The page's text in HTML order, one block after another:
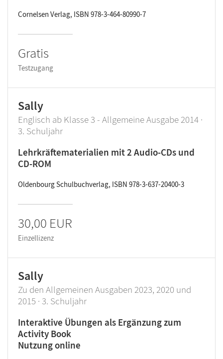
Cornelsen Verlag, ISBN 978-3-464-80990-7
Gratis
Testzugang
Sally
Englisch ab Klasse 3 - Allgemeine Ausgabe 2014 ·
3. Schuljahr
Lehrkräftematerialien mit 2 Audio-CDs und
CD-ROM
Oldenbourg Schulbuchverlag, ISBN 978-3-637-20400-3
30,00 EUR
Einzellizenz
Sally
Zu den Allgemeinen Ausgaben 2023, 2020 und
2015 · 3. Schuljahr
Interaktive Übungen als Ergänzung zum
Activity Book
Nutzung online